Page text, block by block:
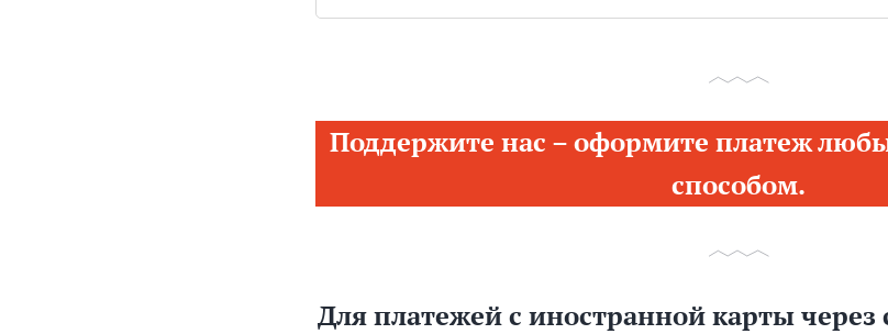
Поддержите нас – оформите платеж
способом.
Для платежей с иностранной карты через